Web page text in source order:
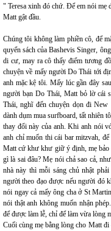
" Teresa xinh đó chứ. Để em nói mẹ
Matt gật đầu.
Chúng tôi không làm phiền cô, để
quyển sách của Bashevis Singer,
di cư, may ra cô thấy điểm tương
chuyện về mấy người Do Thái tới
anh mặc kệ tôi. Mấy lúc gần đây
người bạn Do Thái, Matt bỏ lờ cái
Thái, nghĩ đến chuyện dọn đi
dành dụm mua surfboard, tất nhiên
thay đổi này của anh. Khi anh nói
anh chỉ muốn thi cái bar mitzvah,
Matt cứ khư khư giữ ý định, mẹ bảo
gì là sai đâu? Mẹ nói chả sao cả,
nhà này thì mỗi sáng chủ nhật
người theo đạo được nếu người đó
nói ngay cả mấy ông cha ở St
nói thật anh không muốn nhận
để được làm lễ, chỉ để làm vừa lòng
Cuối cùng mẹ bằng lòng cho Matt